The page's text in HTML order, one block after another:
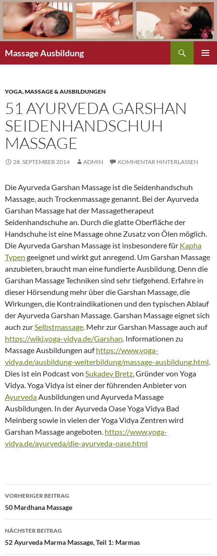
Zum
Inhalt
springen
Massage Ausbildung
YOGA, MASSAGE & AUSBILDUNGEN
51 AYURVEDA GARSHAN
SEIDENHANDSCHUH
MASSAGE
28. SEPTEMBER 2014 ADMIN KOMMENTAR HINTERLASSEN
Die Ayurveda Garshan Massage ist die Seidenhandschuh
Massage, auch Trockenmassage genannt. Bei der Ayurveda
Garshan Massage hat der Massagetherapeut
Seidenhandschuhe an. Durch die glatte Oberfläche der
Handschuhe ist eine Massage ohne Zusatz von Ölen möglich.
Die Ayurveda Garshan Massage ist insbesondere für Kapha
Typen geeignet und wirkt gut anregend. Um Garshan Massage
anzubieten, braucht man eine fundierte Ausbildung. Denn die
Garshan Massage Techniken sind sehr tiefgehend. Erfahre in
dieser Hörsendung mehr über die Garshan Massage, die
Wirkungen, die Kontraindikationen und den typischen Ablauf
der Ayurveda Garshan Massage. Garshan Massage eignet sich
auch zurSelbstmassage. Mehr zur Garshan Massage auch auf
https://wiki.yoga-vidya.de/Garshan. Informationen zu
Massage Ausbildungen aufhttps://www.yoga-
vidya.de/ausbildung-weiterbildung/massage-ausbildung.html.
Dies ist ein Podcast von Sukadev Bretz, Gründer von Yoga
Vidya. Yoga Vidya ist einer der führenden Anbieter von
AyurvedaAusbildungen und Ayurveda Massage
Ausbildungen. In der Ayurveda Oase Yoga Vidya Bad
Meinberg sowie in vielen der Yoga Vidya Zentren wird
Garshan Massage angeboten. https://www.yoga-
vidya.de/ayurveda/die-ayurveda-oase.html
Beitragsnavigation
VORHERIGER BEITRAG
50 Mardhana Massage
NÄCHSTER BEITRAG
52 Ayurveda Marma Massage, Teil 1: Marmas